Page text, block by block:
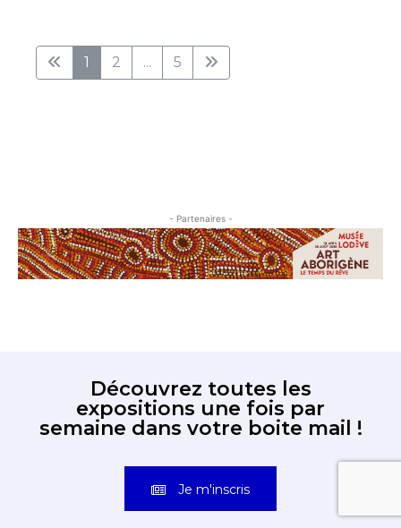
1 2 ... 5
- Partenaires -
Découvrez toutes les
expositions une fois par
semaine dans votre boite mail !
Je m'inscris